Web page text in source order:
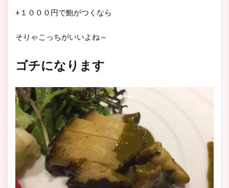
+１０００円で鮑がつくなら
そりゃこっちがいいよね～
ゴチになります